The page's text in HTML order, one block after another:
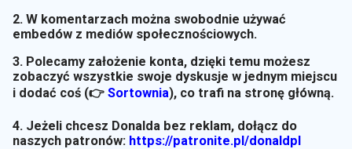
2. W komentarzach można swobodnie używać
embedów z mediów społecznościowych.
3. Polecamy założenie konta, dzięki temu możesz
zobaczyć wszystkie swoje dyskusje w jednym miejscu
i dodać coś (👉 Sortownia), co trafi na stronę główną.
4. Jeżeli chcesz Donalda bez reklam, dołącz do
naszych patronów: https://patronite.pl/donaldpl